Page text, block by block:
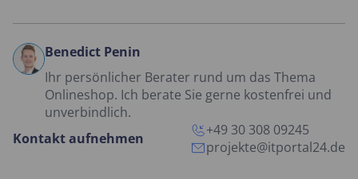
Benedict Penin
Ihr persönlicher Berater rund um das Thema
Onlineshop. Ich berate Sie gerne kostenfrei und
unverbindlich.
Kontakt aufnehmen
+49 30 308 09245
projekte@itportal24.de